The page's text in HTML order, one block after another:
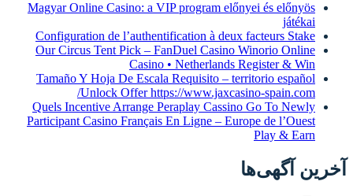
Magyar Online Casino: a VIP program előnyei és előnyös
játékai
Configuration de l’authentification à deux facteurs Stake
Our Circus Tent Pick – FanDuel Casino Winorio Online
Casino • Netherlands Register & Win
Tamaño Y Hoja De Escala Requisito – territorio español
Unlock Offer https://www.jaxcasino-spain.com/
Quels Incentive Arrange Peraplay Cassino Go To Newly
Participant Casino Français En Ligne – Europe de l’Ouest
Play & Earn
آخرین آگهی‌ها